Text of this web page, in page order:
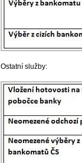
Ostatní služby: